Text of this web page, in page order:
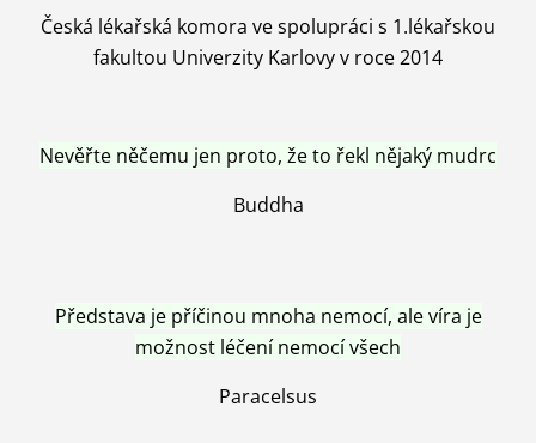
Česká lékařská komora ve spolupráci s 1.lékařskou
fakultou Univerzity Karlovy v roce 2014
Nevěřte něčemu jen proto, že to řekl nějaký mudrc
Buddha
Představa je příčinou mnoha nemocí, ale víra je
možnost léčení nemocí všech
Paracelsus